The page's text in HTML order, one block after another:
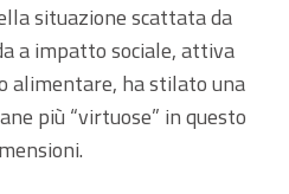
situazione scattata da
a impatto sociale, attiva
alimentare, ha stilato una
più “virtuose” in questo